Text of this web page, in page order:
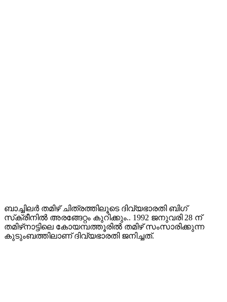
ബാച്ചിലർ തമിഴ് ചിത്രത്തിലൂടെ ദിവ്യഭാരതി ബിഗ്
സ്‌ക്രീനിൽ അരങ്ങേറ്റം കുറിക്കും.. 1992 ജനുവരി 28 ന്
തമിഴ്‌നാട്ടിലെ കോയമ്പത്തൂരിൽ തമിഴ് സംസാരിക്കുന്ന
കുടുംബത്തിലാണ് ദിവ്യഭാരതി ജനിച്ചത്.